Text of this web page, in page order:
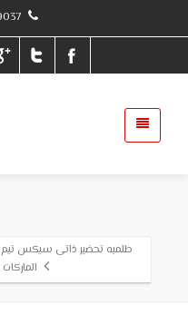
طلمبه تحضير ذاتى سيكس تيم 1حصان وش بلاستيك
الماركات